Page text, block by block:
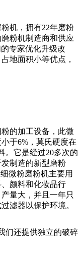
机，拥有22年磨粉
粉机制造商和供应
专家优化升级改
地面积小等优点，
的加工设备，此微
于6%，莫氏硬度在
。它是经过20多次的
制造的新型磨粉
微粉磨粉机主要用
颜料和化妆品行
量大，并且一年只
滤器以保护环境。
们还提供独立的破碎